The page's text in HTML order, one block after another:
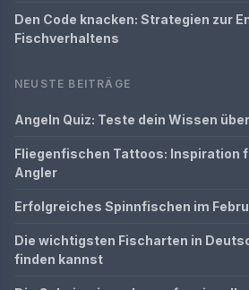
Den Code knacken: Strategien zur
Fischverhaltens
NEUSTE BEITRÄGE
Angeln Quiz: Teste dein Wissen
Fliegenfischen Tattoos: Inspiration
Angler
Erfolgreiches Spinnfischen im
Die wichtigsten Fischarten in
finden kannst